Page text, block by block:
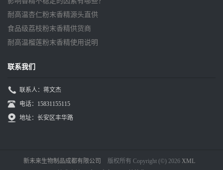
耐高温杏仁粉末香精源头直供
食品级荔枝粉末香精供货商
耐高温榴莲粉末香精使用说明
联系我们
联系人：蒋文杰
电话：15831155115
地址：长安区丰华路
新未来生物制品成都有限公司 版权所有 Copyright (©) 2026 XML